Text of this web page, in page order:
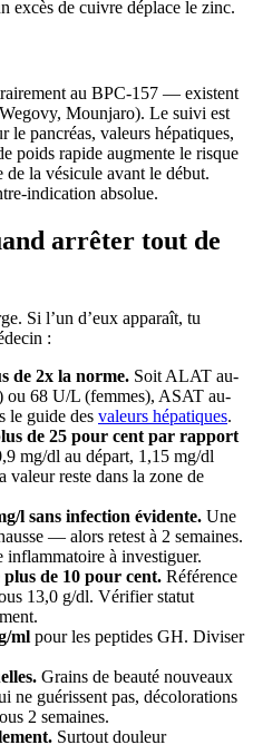
de cuivre déplace le zinc.
au BPC-157 — existent
Mounjaro). Le suivi est
le pancréas, valeurs hépatiques,
poids rapide augmente le risque
la vésicule avant le début.
indication absolue.
arrêter tout de
Si l’un d’eux apparaît, tu
:
de 2x la norme. Soit ALAT au-
ou 68 U/L (femmes), ASAT au-
le guide des valeurs hépatiques.
de 25 pour cent par rapport
mg/dl au départ, 1,15 mg/dl
valeur reste dans la zone de
l sans infection évidente. Une
— alors retest à 2 semaines.
inflammatoire à investiguer.
plus de 10 pour cent. Référence
13,0 g/dl. Vérifier statut
ml pour les peptides GH. Diviser
Grains de beauté nouveaux
ne guérissent pas, décolorations
2 semaines.
Surtout douleur